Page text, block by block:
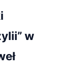
w